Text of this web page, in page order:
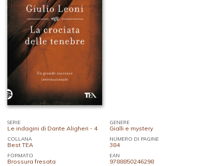
SERIE
Le indagini di Dante Aligheri - 4
GENERE
Gialli e mystery
COLLANA
Best TEA
NUMERO DI PAGINE
384
FORMATO
Brossura fresata
EAN
9788850246298